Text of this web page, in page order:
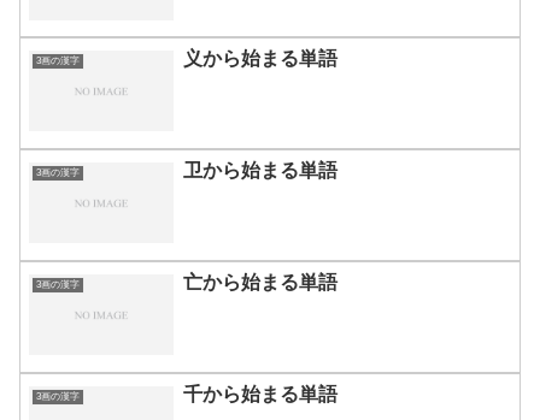
3画の漢字 义から始まる単語
3画の漢字 卫から始まる単語
3画の漢字 亡から始まる単語
3画の漢字 千から始まる単語